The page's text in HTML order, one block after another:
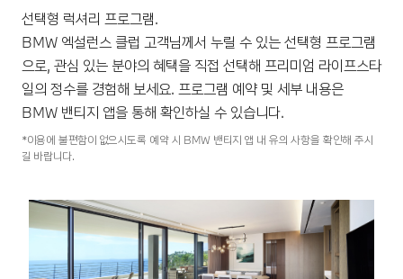
선택형 럭셔리 프로그램.
BMW 엑설런스 클럽 고객님께서 누릴 수 있는 선택형 프로그램
으로, 관심 있는 분야의 혜택을 직접 선택해 프리미엄 라이프스타
일의 정수를 경험해 보세요. 프로그램 예약 및 세부 내용은
BMW 밴티지 앱을 통해 확인하실 수 있습니다.
*이용에 불편함이 없으시도록 예약 시 BMW 밴티지 앱 내 유의 사항을 확인해 주시
길 바랍니다.